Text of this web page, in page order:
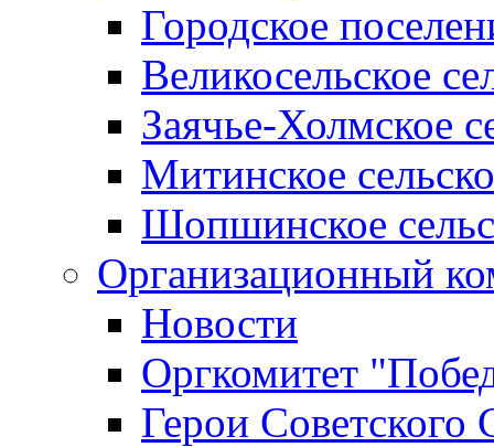
Городское
Великосельское
Заячье-Холмское
Митинское
Шопшинское
Организационный
Новости
Оргкомитет
Герои Советского